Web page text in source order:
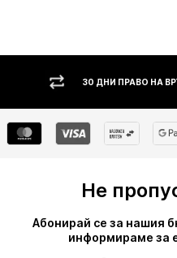
НА ВРЪЩАНЕ
Не
Абонирай се за нашия
информираме за